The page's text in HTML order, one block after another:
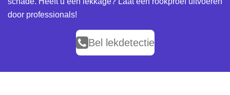
door professionals!
Bel lekdetectie